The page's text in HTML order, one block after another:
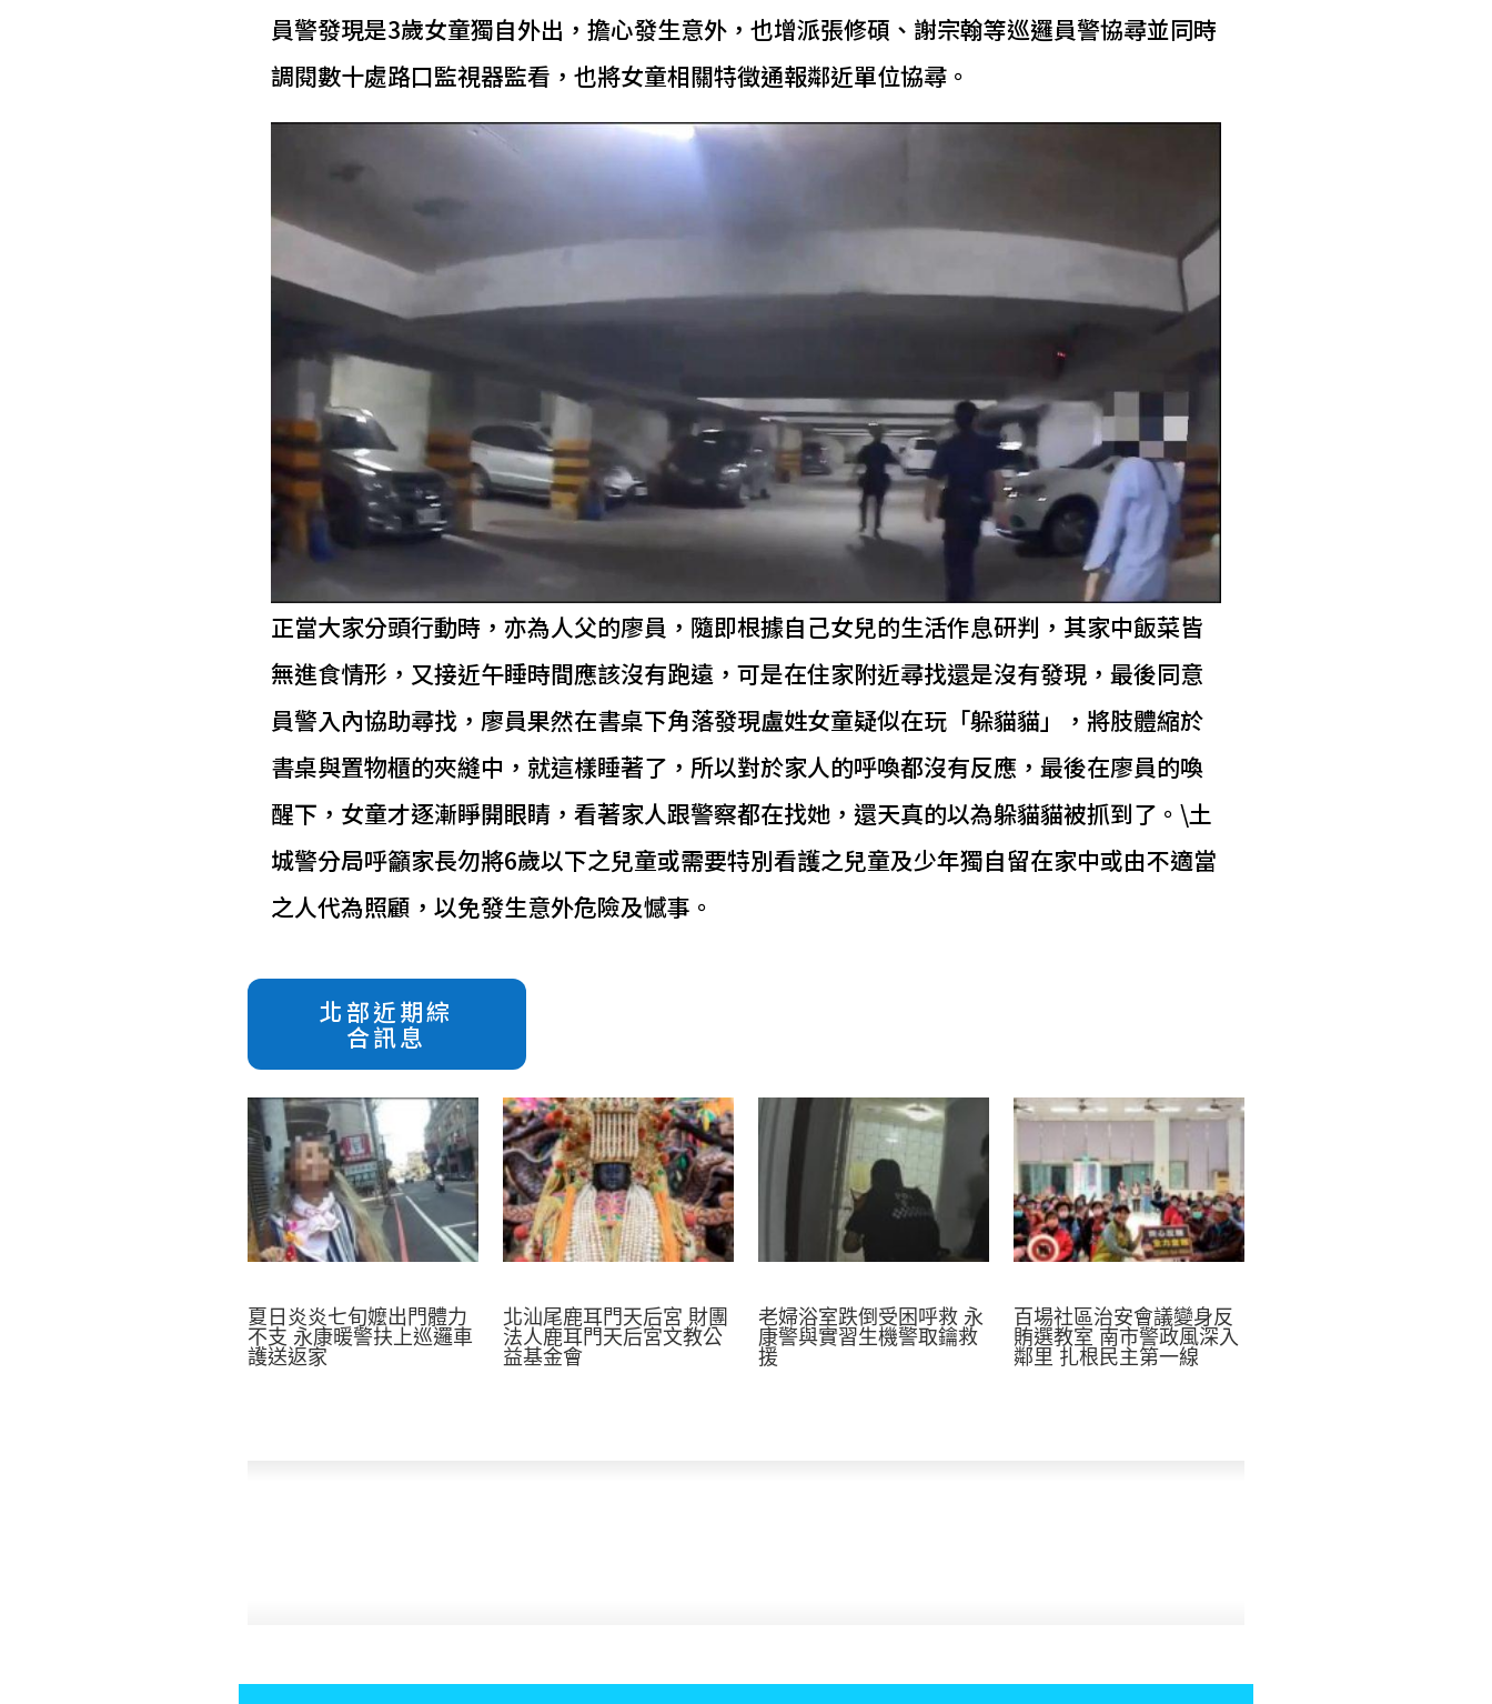
員警發現是3歲女童獨自外出，擔心發生意外，也增派張修碩、謝宗翰等巡邏員警協尋並同時
調閱數十處路口監視器監看，也將女童相關特徵通報鄰近單位協尋。
正當大家分頭行動時，亦為人父的廖員，隨即根據自己女兒的生活作息研判，其家中飯菜皆
無進食情形，又接近午睡時間應該沒有跑遠，可是在住家附近尋找還是沒有發現，最後同意
員警入內協助尋找，廖員果然在書桌下角落發現盧姓女童疑似在玩「躲貓貓」，將肢體縮於
書桌與置物櫃的夾縫中，就這樣睡著了，所以對於家人的呼喚都沒有反應，最後在廖員的喚
醒下，女童才逐漸睜開眼睛，看著家人跟警察都在找她，還天真的以為躲貓貓被抓到了。\土
城警分局呼籲家長勿將6歲以下之兒童或需要特別看護之兒童及少年獨自留在家中或由不適當
之人代為照顧，以免發生意外危險及憾事。
北部近期綜
合訊息
夏日炎炎七旬嬤出門體力
不支 永康暖警扶上巡邏車
護送返家
北汕尾鹿耳門天后宮 財團
法人鹿耳門天后宮文教公
益基金會
老婦浴室跌倒受困呼救 永
康警與實習生機警取鑰救
援
百場社區治安會議變身反
賄選教室 南市警政風深入
鄰里 扎根民主第一線